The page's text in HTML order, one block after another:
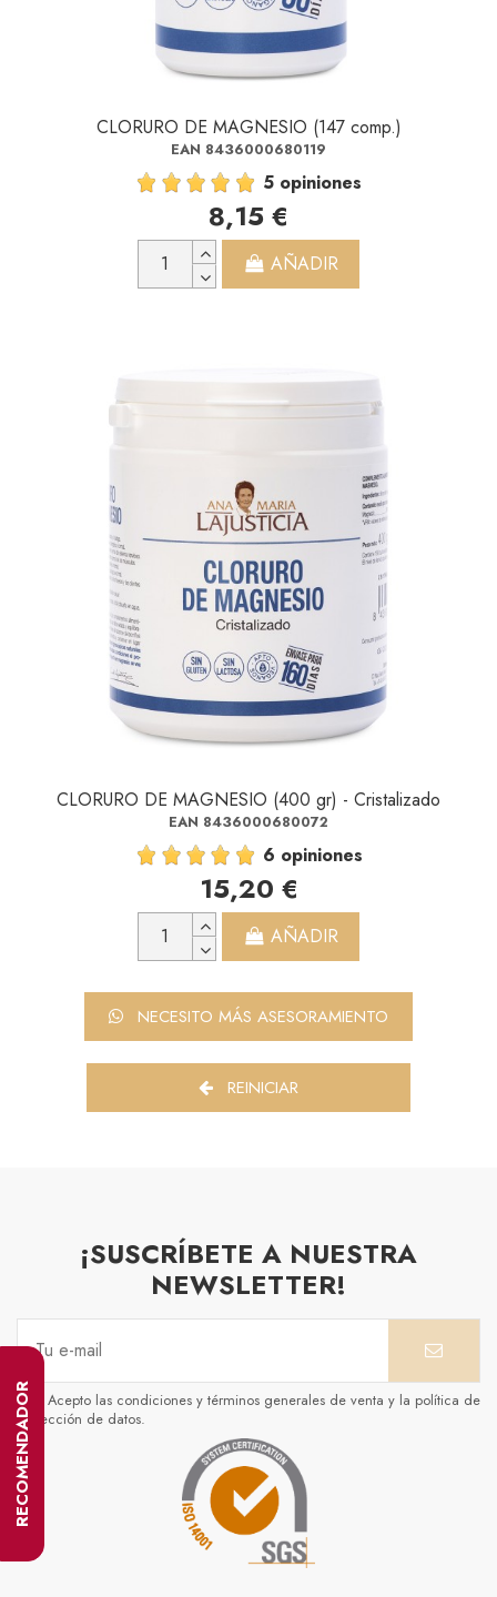
RECOMENDADOR
CLORURO DE MAGNESIO (147 comp.)
EAN 8436000680119
5 opiniones
8,15 €
AÑADIR
CLORURO DE MAGNESIO (400 gr) - Cristalizado
EAN 8436000680072
6 opiniones
15,20 €
AÑADIR
REINICIAR
NECESITO MÁS ASESORAMIENTO
¡SUSCRÍBETE A NUESTRA
NEWSLETTER!
Acepto las condiciones y términos generales de venta y la política de
protección de datos.